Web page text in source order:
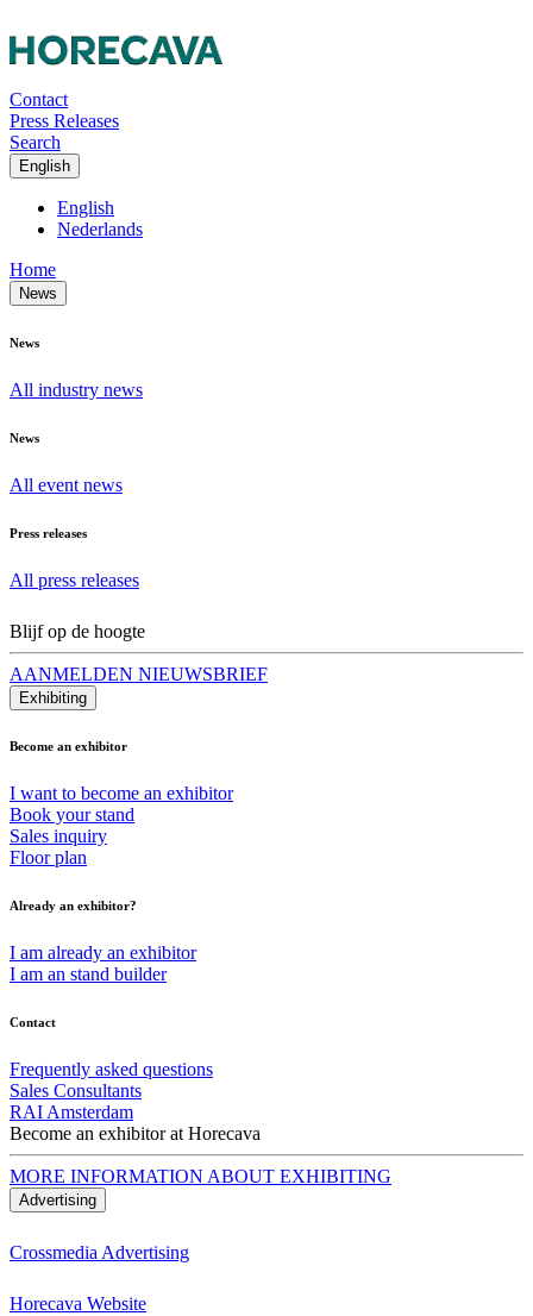
Contact
Press Releases
Search
English
English
Nederlands
Home
News
News
All industry news
News
All event news
Press releases
All press releases
Blijf op de hoogte
AANMELDEN NIEUWSBRIEF
Exhibiting
Become an exhibitor
I want to become an exhibitor
Book your stand
Sales inquiry
Floor plan
Already an exhibitor?
I am already an exhibitor
I am an stand builder
Contact
Frequently asked questions
Sales Consultants
RAI Amsterdam
Become an exhibitor at Horecava
MORE INFORMATION ABOUT EXHIBITING
Advertising
Crossmedia Advertising
Horecava Website